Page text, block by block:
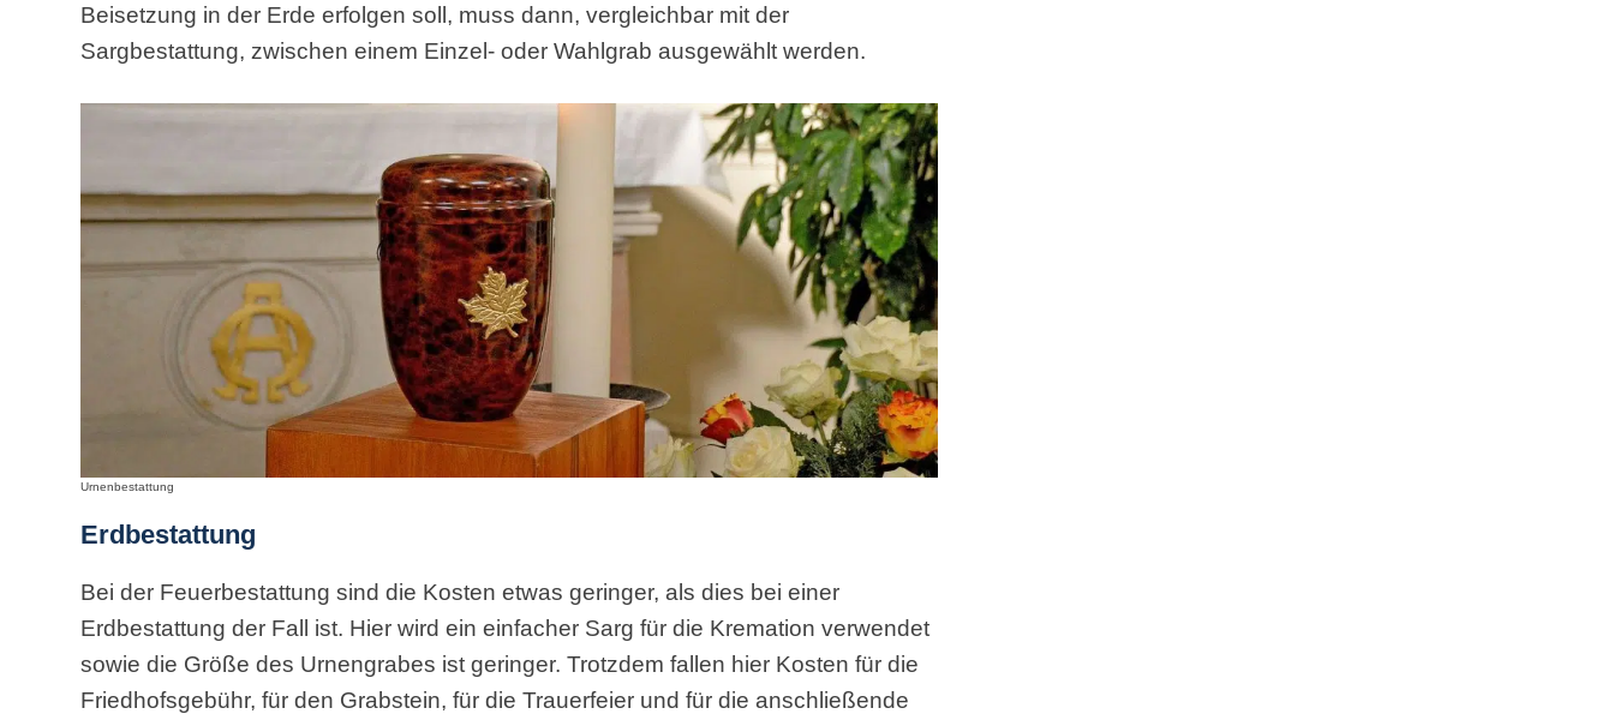
Beisetzung in der Erde erfolgen soll, muss dann, vergleichbar mit der
Sargbestattung, zwischen einem Einzel- oder Wahlgrab ausgewählt werden.
Urnenbestattung
Erdbestattung
Bei der Feuerbestattung sind die Kosten etwas geringer, als dies bei einer
Erdbestattung der Fall ist. Hier wird ein einfacher Sarg für die Kremation verwendet
sowie die Größe des Urnengrabes ist geringer. Trotzdem fallen hier Kosten für die
Friedhofsgebühr, für den Grabstein, für die Trauerfeier und für die anschließende